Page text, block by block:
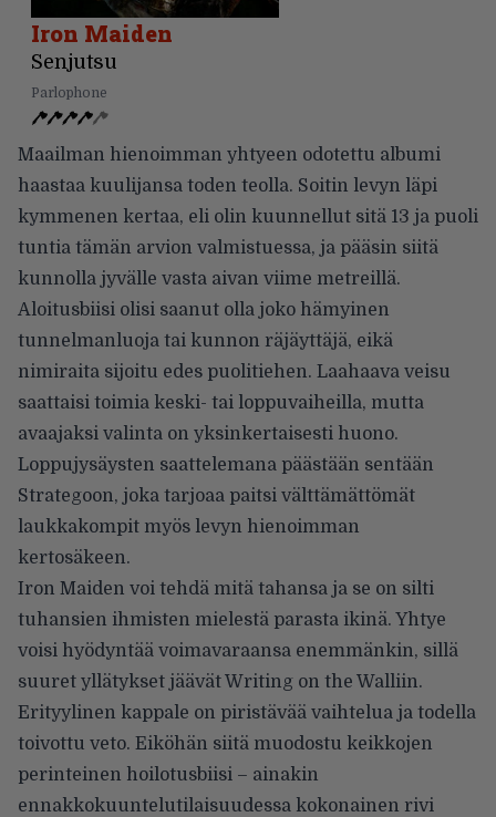
Iron Maiden
Senjutsu
Parlophone
Maailman hienoimman yhtyeen odotettu albumi
haastaa kuulijansa toden teolla. Soitin levyn läpi
kymmenen kertaa, eli olin kuunnellut sitä 13 ja puoli
tuntia tämän arvion valmistuessa, ja pääsin siitä
kunnolla jyvälle vasta aivan viime metreillä.
Aloitusbiisi olisi saanut olla joko hämyinen
tunnelmanluoja tai kunnon räjäyttäjä, eikä
nimiraita sijoitu edes puolitiehen. Laahaava veisu
saattaisi toimia keski- tai loppuvaiheilla, mutta
avaajaksi valinta on yksinkertaisesti huono.
Loppujysäysten saattelemana päästään sentään
Strategoon, joka tarjoaa paitsi välttämättömät
laukkakompit myös levyn hienoimman
kertosäkeen.
Iron Maiden voi tehdä mitä tahansa ja se on silti
tuhansien ihmisten mielestä parasta ikinä. Yhtye
voisi hyödyntää voimavaraansa enemmänkin, sillä
suuret yllätykset jäävät Writing on the Walliin.
Erityylinen kappale on piristävää vaihtelua ja todella
toivottu veto. Eiköhän siitä muodostu keikkojen
perinteinen hoilotusbiisi – ainakin
ennakkokuuntelutilaisuudessa kokonainen rivi